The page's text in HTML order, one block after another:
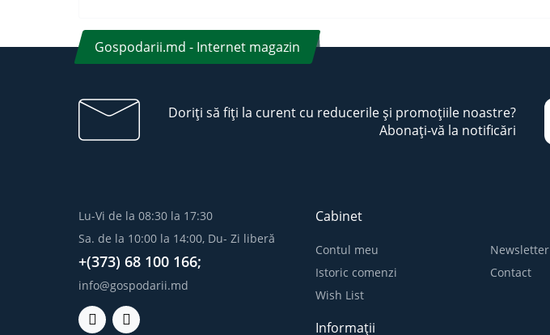
Gospodarii.md - Internet magazin
Doriți să fiți la curent cu reducerile și promoțiile noastre?
Abonați-vă la notificări
Lu-Vi de la 08:30 la 17:30
Sa. de la 10:00 la 14:00, Du- Zi liberă
+(373) 68 100 166;
info@gospodarii.md
Cabinet
Contul meu
Istoric comenzi
Wish List
Newsletter
Contact
Informații